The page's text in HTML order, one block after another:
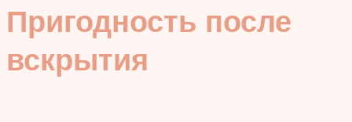
Пригодность после
вскрытия